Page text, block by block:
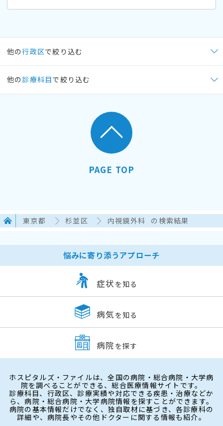
他の行政区で絞り込む
他の 診療科目で絞り込む
PAGE TOP
東京都 杉並区 内視鏡外科 の検索結果
悩みに寄り添うアプローチ
症状 を知る
病気 を知る
病院 を探す
ホスピタルズ・ファイルは、全国の病院・総合病院・大学病
院を調べることができる、総合医療情報サイトです。
診療科目、行政区、診療実績や対応できる疾患・治療などか
ら、病院・総合病院・大学病院情報を探すことができます。
病院の基本情報だけでなく、独自取材に基づき、各診療科の
詳細や、病院長やその他ドクターに関する情報も紹介。